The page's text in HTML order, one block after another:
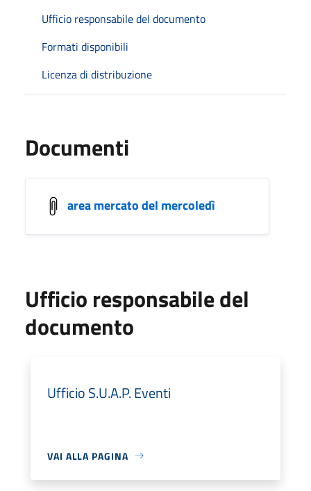
Ufficio responsabile del documento
Formati disponibili
Licenza di distribuzione
Documenti
area mercato del mercoledì
Ufficio responsabile del
documento
Ufficio S.U.A.P. Eventi
VAI ALLA PAGINA